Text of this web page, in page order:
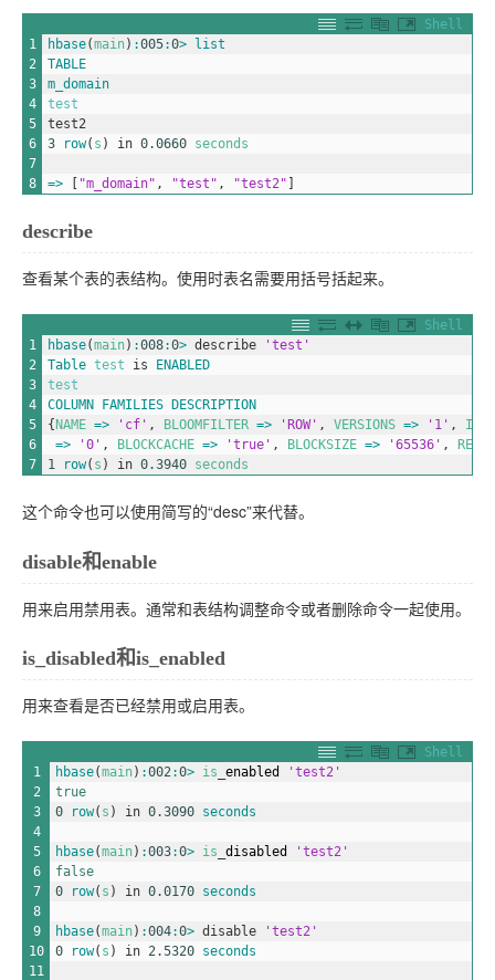
Shell
1
2
3
4
5
6
7
8
hbase(main) :005:0> list
TABLE
m_domain
test
test2
3
row( s ) in 0.0660 seconds
=> [ "m_domain" , "test" , "test2" ]
describe
查看某个表的表结构。使用时表名需要用括号括起来。
Shell
1
2
3
4
5
6
7
hbase(main) :008:0> describe
'test'
Table test is
ENABLED
test
COLUMN FAMILIES DESCRIPTION
{NAME => 'cf' , BLOOMFILTER => 'ROW' , VERSIONS => '1' ,
=> '0' , BLOCKCACHE => 'true' , BLOCKSIZE => '65536' ,
1
row( s ) in 0.3940 seconds
这个命令也可以使用简写的“desc”来代替。
disable和enable
用来启用禁用表。通常和表结构调整命令或者删除命令一起使用。
is_disabled和is_enabled
用来查看是否已经禁用或启用表。
Shell
1
2
3
4
5
6
7
8
9
10
11
hbase(main) :002:0> is enabled
'test2'
true
0
row( s ) in 0.3090 seconds
hbase(main) :003:0> is disabled
'test2'
false
0
row( s ) in 0.0170 seconds
hbase(main) :004:0> disable
'test2'
0
row( s ) in 2.5320 seconds